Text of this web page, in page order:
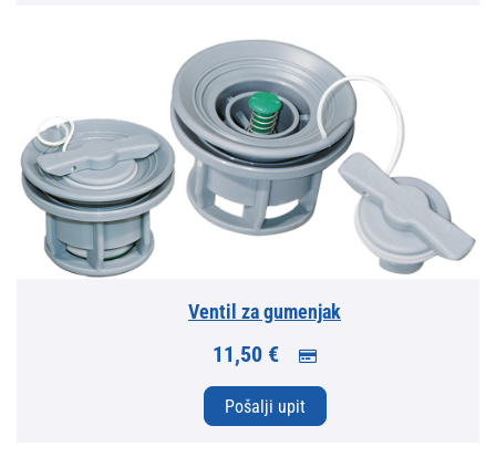
Ventil za gumenjak
11,50 €
Pošalji upit